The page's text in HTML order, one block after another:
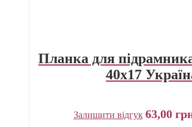
Планка для
40х17
Залишити відгук 63,00